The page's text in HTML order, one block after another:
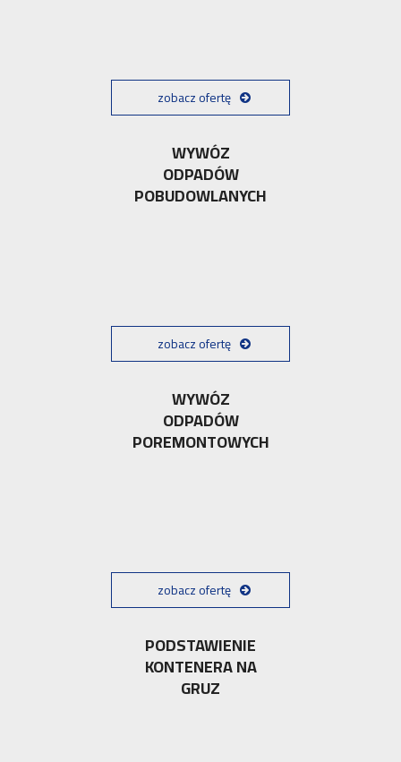
zobacz ofertę
WYWÓZ
ODPADÓW
POBUDOWLANYCH
zobacz ofertę
WYWÓZ
ODPADÓW
POREMONTOWYCH
zobacz ofertę
PODSTAWIENIE
KONTENERA NA
GRUZ